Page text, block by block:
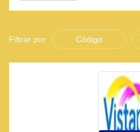
Filtrar por Código